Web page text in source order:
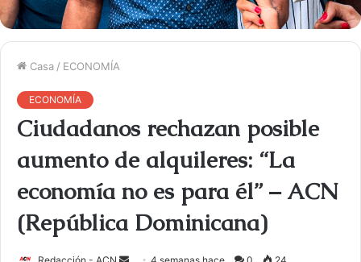
Casa / ECONOMÍA
ECONOMÍA
Ciudadanos rechazan posible
aumento de alquileres: “La
economía no es para él” – ACN
(República Dominicana)